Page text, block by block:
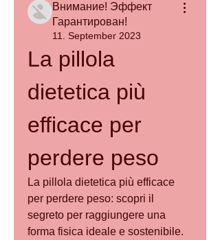
Внимание! Эффект
Гарантирован!
11. September 2023
La pillola
dietetica più
efficace per
perdere peso
La pillola dietetica più efficace
per perdere peso: scopri il
segreto per raggiungere una
forma fisica ideale e sostenibile.